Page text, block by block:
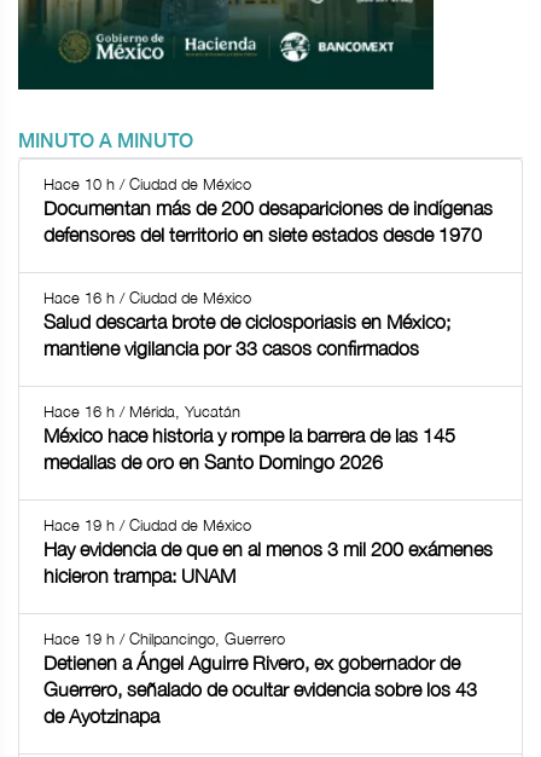
MINUTO A MINUTO
Hace 10 h / Ciudad de México
Documentan más de 200 desapariciones de indígenas
defensores del territorio en siete estados desde 1970
Hace 16 h / Ciudad de México
Salud descarta brote de ciclosporiasis en México;
mantiene vigilancia por 33 casos confirmados
Hace 16 h / Mérida, Yucatán
México hace historia y rompe la barrera de las 145
medallas de oro en Santo Domingo 2026
Hace 19 h / Ciudad de México
Hay evidencia de que en al menos 3 mil 200 exámenes
hicieron trampa: UNAM
Hace 19 h / Chilpancingo, Guerrero
Detienen a Ángel Aguirre Rivero, ex gobernador de
Guerrero, señalado de ocultar evidencia sobre los 43
de Ayotzinapa